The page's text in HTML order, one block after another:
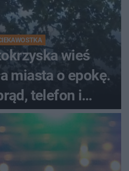
wieś
miasta o epokę.
telefon i
auto